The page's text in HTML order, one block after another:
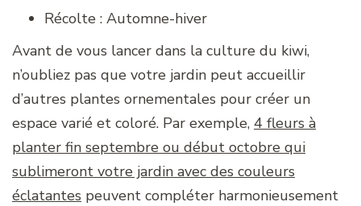
Récolte : Automne-hiver
Avant de vous lancer dans la culture du kiwi,
n’oubliez pas que votre jardin peut accueillir
d’autres plantes ornementales pour créer un
espace varié et coloré. Par exemple, 4 fleurs à
planter fin septembre ou début octobre qui
sublimeront votre jardin avec des couleurs
éclatantes peuvent compléter harmonieusement